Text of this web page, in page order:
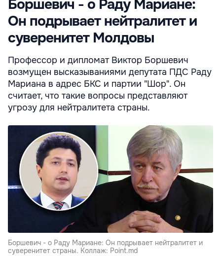
Боршевич - о Раду Мариане:
Он подрывает нейтралитет и
суверенитет Молдовы
Профессор и дипломат Виктор Боршевич
возмущен высказываниями депутата ПДС Раду
Мариана в адрес БКС и партии "Шор". Он
считает, что такие вопросы представляют
угрозу для нейтралитета страны.
Боршевич - о Раду Мариане: Он подрывает нейтралитет и
суверенитет страны. Коллаж: Point.md